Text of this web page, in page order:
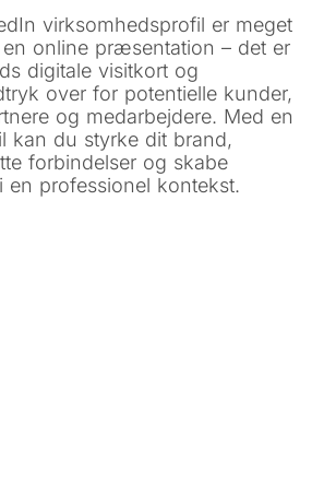
virksomhedsprofil er meget
online præsentation – det er
digitale visitkort og
over for potentielle kunder,
og medarbejdere. Med en
kan du styrke dit brand,
forbindelser og skabe
professionel kontekst.